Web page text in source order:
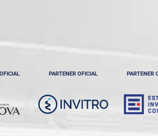
PARTENER OFICIAL PARTENER